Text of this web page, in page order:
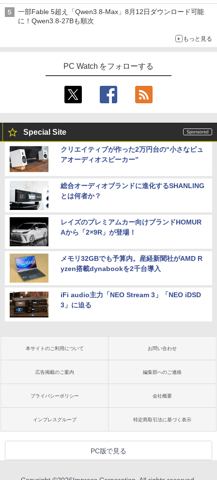
5.6型/Office/HDMI/USB3.1/中古PC 中古
ノートパソコン Windows11 Win11正式
対応
【1500円OFFクーポン】【WEBカメラ
ンチ SSD512GB メモリ16GB Corei5 第
8世代 Microsoft Office付き Windows11
大SSD1TB メモリ32GB 中古パソコン フ
￥24,800
エントリーで最大10倍！充実機能ノート
パソコン テンキー/DVD/WEBカメラ内蔵
第8世代Core i3/i5 Core i7 最大メモリ16
カー15.6型 DVD内蔵 15.6インチ HDMI P
olaris Office搭載 最新MicrosoftOffice2
024可 Windows11 長期保証 中古PC
アイオーデータ｜I-O DATA 液晶ディスプ
レイ(23.8型/ADS/FullHD 1920×1080/10
0Hz/5ms/HDMI/DP/USB Type-C/VESA/5
￥25,977
￥29,800
￥19,096
転生冒険譚〜/ 20 【電子書籍】[ KAKER
U ]
￥792
一部Fable 5超え「Qwen3.8-Max」8月12日ダウンロード可能
に！Qwen3.8-27Bも順次
もっと見る
PC Watch をフォローする
Special Site
クリエイティブが作った2万円台の“小さなピュ
アオーディオスピーカー”
総合オーディオブランドに進化するSHANLING
とは何者か？
レイズのプレミアムカー向けブランドHOMUR
Aから「2×9R」が登場！
メモリ32GBでも予算内。産経新聞社がAMD R
yzen搭載dynabookを2千台導入
iFi audio主力「NEO Stream 3」「NEO iDSD
3」に迫る
本サイトのご利用について お問い合わせ
広告掲載のご案内 編集部へのご連絡
プライバシーポリシー 会社概要
インプレスグループ 特定商取引法に基づく表示
PC版で見る